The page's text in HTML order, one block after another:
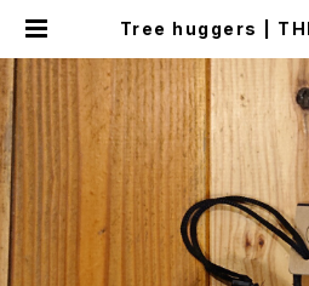
Tree huggers |